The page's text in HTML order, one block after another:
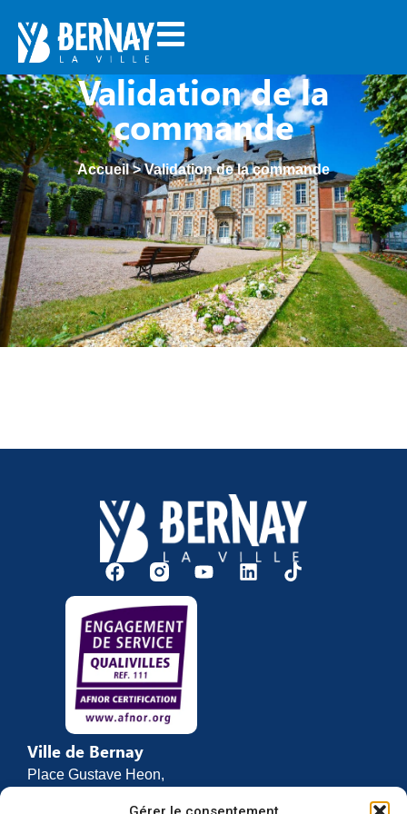
Validation de la
commande
Accueil>Validation de la commande
Ville de Bernay
Place Gustave Heon,